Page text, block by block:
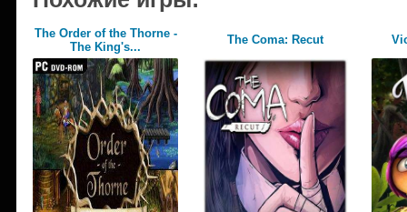
The Order of the Thorne -
The King's...
The Coma: Recut